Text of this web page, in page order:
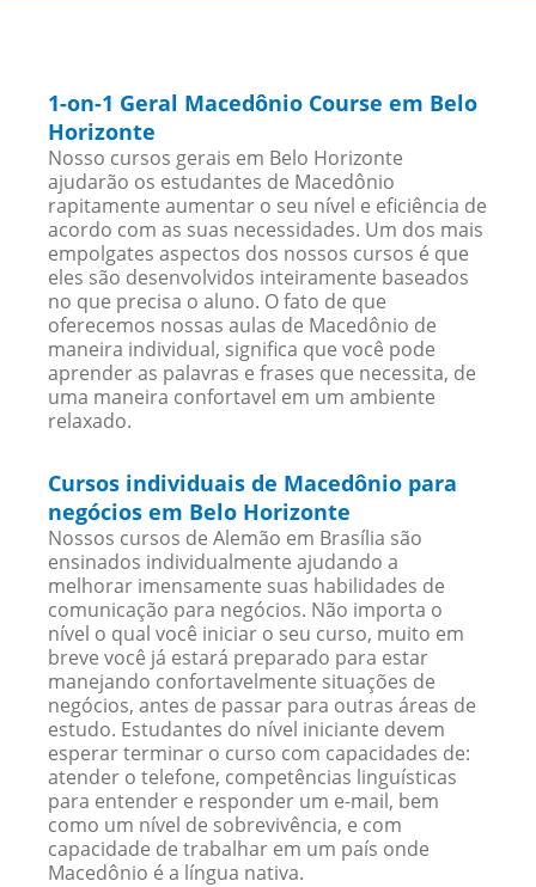
1-on-1 Geral Macedônio Course em Belo
Horizonte
Nosso cursos gerais em Belo Horizonte
ajudarão os estudantes de Macedônio
rapitamente aumentar o seu nível e eficiência de
acordo com as suas necessidades. Um dos mais
empolgates aspectos dos nossos cursos é que
eles são desenvolvidos inteiramente baseados
no que precisa o aluno. O fato de que
oferecemos nossas aulas de Macedônio de
maneira individual, significa que você pode
aprender as palavras e frases que necessita, de
uma maneira confortavel em um ambiente
relaxado.
Cursos individuais de Macedônio para
negócios em Belo Horizonte
Nossos cursos de Alemão em Brasília são
ensinados individualmente ajudando a
melhorar imensamente suas habilidades de
comunicação para negócios. Não importa o
nível o qual você iniciar o seu curso, muito em
breve você já estará preparado para estar
manejando confortavelmente situações de
negócios, antes de passar para outras áreas de
estudo. Estudantes do nível iniciante devem
esperar terminar o curso com capacidades de:
atender o telefone, competências linguísticas
para entender e responder um e-mail, bem
como um nível de sobrevivência, e com
capacidade de trabalhar em um país onde
Macedônio é a língua nativa.